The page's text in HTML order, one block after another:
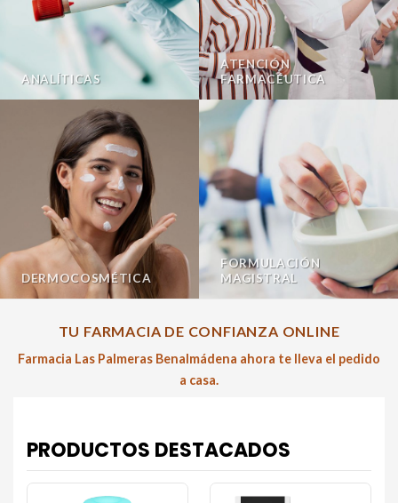
ANALÍTICAS
ATENCIÓN
FARMACÉUTICA
DERMOCOSMÉTICA
FORMULACIÓN
MAGISTRAL
TU FARMACIA DE CONFIANZA ONLINE
Farmacia Las Palmeras Benalmádena ahora te lleva el pedido
a casa.